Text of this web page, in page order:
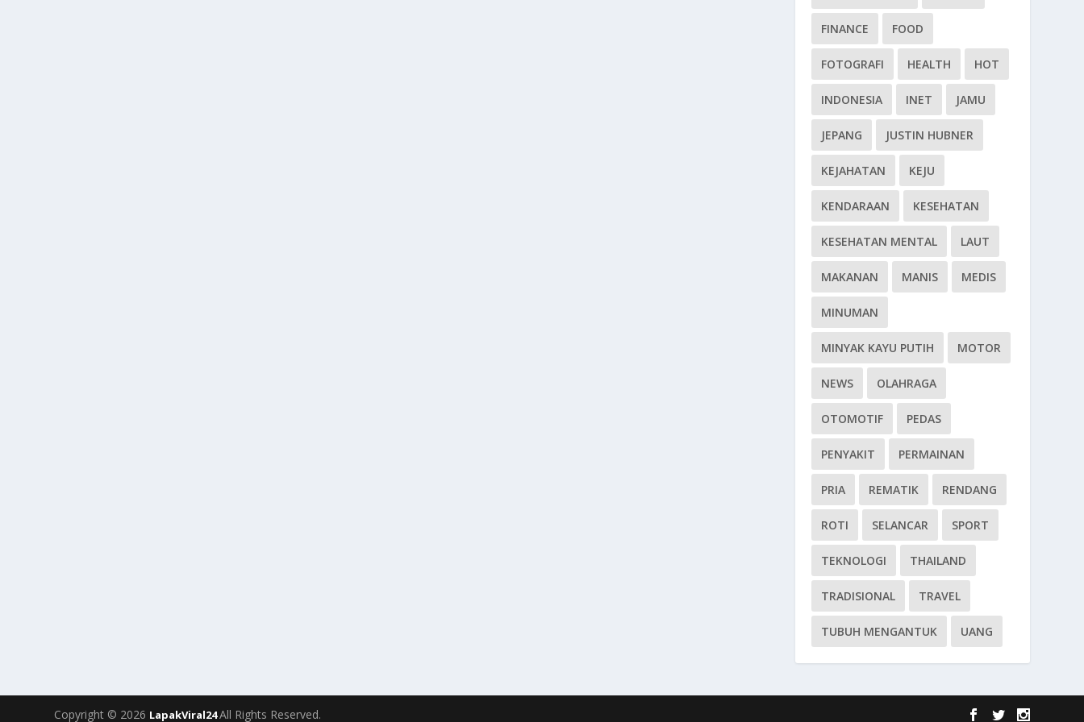
FINANCE FOOD
FOTOGRAFI HEALTH HOT
INDONESIA INET JAMU
JEPANG JUSTIN HUBNER
KEJAHATAN KEJU
KENDARAAN KESEHATAN
KESEHATAN MENTAL LAUT
MAKANAN MANIS MEDIS
MINUMAN
MINYAK KAYU PUTIH MOTOR
NEWS OLAHRAGA
OTOMOTIF PEDAS
PENYAKIT PERMAINAN
PRIA REMATIK RENDANG
ROTI SELANCAR SPORT
TEKNOLOGI THAILAND
TRADISIONAL TRAVEL
TUBUH MENGANTUK UANG
Copyright © 2026 LapakViral24All Rights Reserved.